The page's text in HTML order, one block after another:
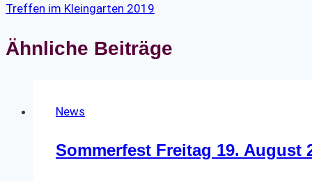
Treffen im Kleingarten 2019
Ähnliche Beiträge
News
Sommerfest Freitag 19. August